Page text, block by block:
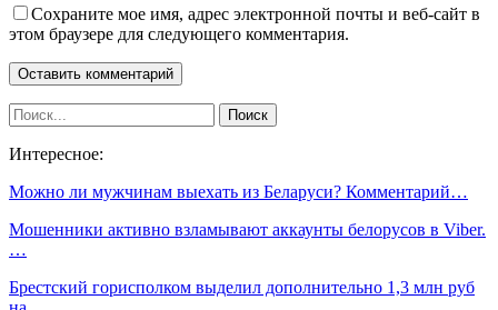
Сохраните мое имя, адрес электронной почты и веб-сайт в
этом браузере для следующего комментария.
Интересное:
Можно ли мужчинам выехать из Беларуси? Комментарий…
Мошенники активно взламывают аккаунты белорусов в Viber.
…
Брестский горисполком выделил дополнительно 1,3 млн руб